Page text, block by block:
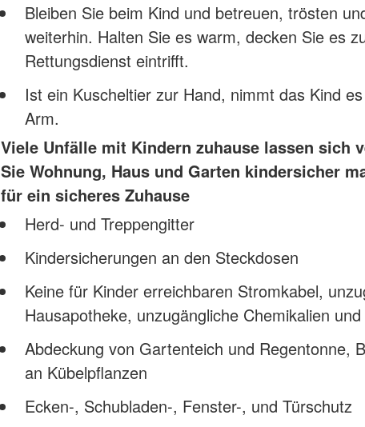
Bleiben Sie beim Kind und betreuen, trösten
weiterhin. Halten Sie es warm, decken Sie es
Rettungsdienst eintrifft.
Ist ein Kuscheltier zur Hand, nimmt das Kind
Arm.
Viele Unfälle mit Kindern zuhause lassen sich
Sie Wohnung, Haus und Garten kindersicher
für ein sicheres Zuhause
Herd- und Treppengitter
Kindersicherungen an den Steckdosen
Keine für Kinder erreichbaren Stromkabel,
Hausapotheke, unzugängliche Chemikalien
Abdeckung von Gartenteich und Regentonne,
an Kübelpflanzen
Ecken-, Schubladen-, Fenster-, und Türschutz